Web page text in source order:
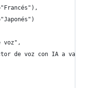
voz",
de voz con IA a